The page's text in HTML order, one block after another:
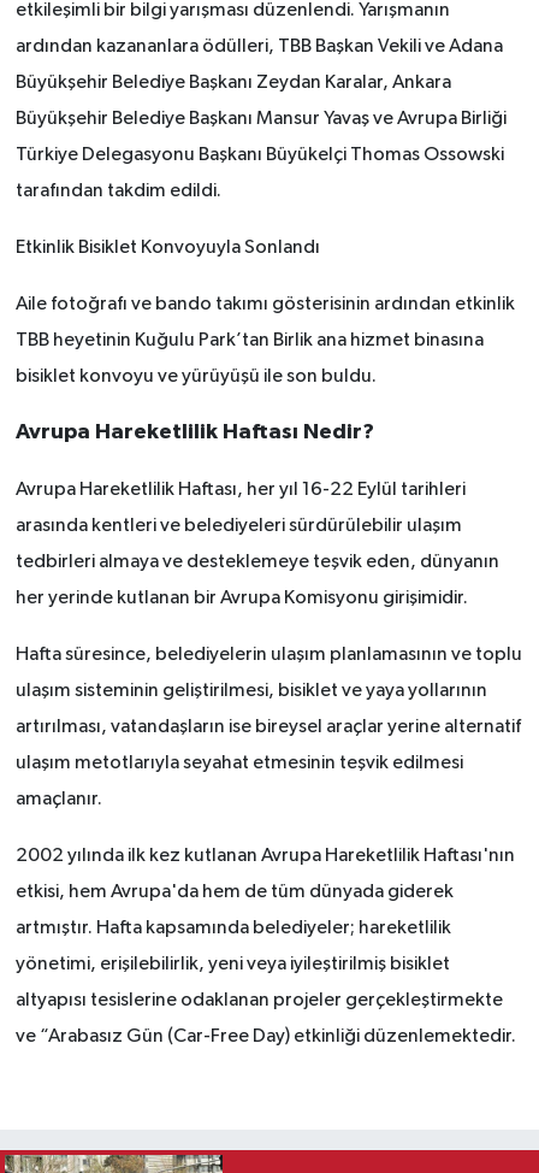
etkileşimli bir bilgi yarışması düzenlendi. Yarışmanın
ardından kazananlara ödülleri, TBB Başkan Vekili ve Adana
Büyükşehir Belediye Başkanı Zeydan Karalar, Ankara
Büyükşehir Belediye Başkanı Mansur Yavaş ve Avrupa Birliği
Türkiye Delegasyonu Başkanı Büyükelçi Thomas Ossowski
tarafından takdim edildi.
Etkinlik Bisiklet Konvoyuyla Sonlandı
Aile fotoğrafı ve bando takımı gösterisinin ardından etkinlik
TBB heyetinin Kuğulu Park’tan Birlik ana hizmet binasına
bisiklet konvoyu ve yürüyüşü ile son buldu.
Avrupa Hareketlilik Haftası Nedir?
Avrupa Hareketlilik Haftası, her yıl 16-22 Eylül tarihleri
arasında kentleri ve belediyeleri sürdürülebilir ulaşım
tedbirleri almaya ve desteklemeye teşvik eden, dünyanın
her yerinde kutlanan bir Avrupa Komisyonu girişimidir.
Hafta süresince, belediyelerin ulaşım planlamasının ve toplu
ulaşım sisteminin geliştirilmesi, bisiklet ve yaya yollarının
artırılması, vatandaşların ise bireysel araçlar yerine alternatif
ulaşım metotlarıyla seyahat etmesinin teşvik edilmesi
amaçlanır.
2002 yılında ilk kez kutlanan Avrupa Hareketlilik Haftası'nın
etkisi, hem Avrupa'da hem de tüm dünyada giderek
artmıştır. Hafta kapsamında belediyeler; hareketlilik
yönetimi, erişilebilirlik, yeni veya iyileştirilmiş bisiklet
altyapısı tesislerine odaklanan projeler gerçekleştirmekte
ve “Arabasız Gün (Car-Free Day) etkinliği düzenlemektedir.